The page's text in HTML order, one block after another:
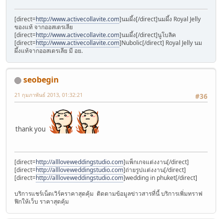
[direct=http://www.activecollavite.com]นมผึ้ง[/direct]นมผึ้ง Royal Jelly
ของแท้ จากออสเตรเลีย
[direct=http://www.activecollavite.com]นมผึ้ง[/direct]นูโบลิค
[direct=http://www.activecollavite.com]Nubolic[/direct] Royal Jelly นม
ผึ้งแท้จากออสเตรเลีย มี อย.
seobegin
#36
21 กุมภาพันธ์ 2013, 01:32:21
thank you
[direct=http://allloveweddingstudio.com]แพ็กเกจแต่งงาน[/direct]
[direct=http://allloveweddingstudio.com]ถ่ายรูปแต่งงาน[/direct]
[direct=http://allloveweddingstudio.com]wedding in phuket[/direct]
บริการแชร์เน็ตเวิร์คราคาสุดคุ้ม ติดตามข้อมูลข่าวสารที่นี้ บริการเพิ่มทราฟ
ฟิกให้เว็บ ราคาสุดคุ้ม